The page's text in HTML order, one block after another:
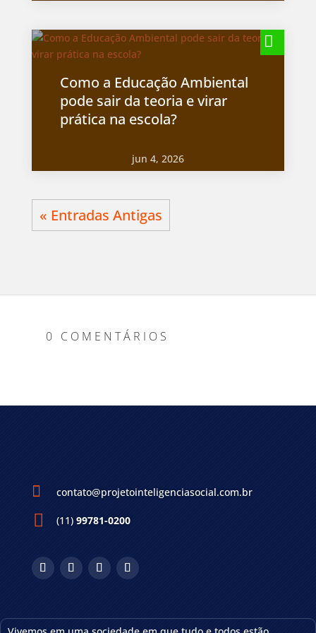
Como a Educação Ambiental
pode sair da teoria e virar
prática na escola?
jun 4, 2026
« Entradas Antigas
0 COMENTÁRIOS
 contato@projetointeligenciasocial.com.br
(11) 99781-0200